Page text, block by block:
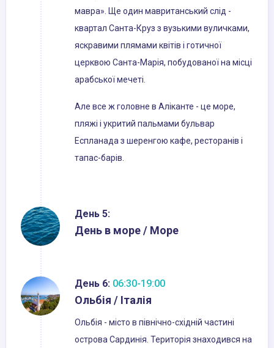
мавра». Ще один мавританський слід -
квартал Санта-Круз з вузькими вуличками,
яскравими плямами квітів і готичної
церквою Санта-Марія, побудованої на місці
арабської мечеті.
Але все ж головне в Аліканте - це море,
пляжі і укритий пальмами бульвар
Еспланада з шеренгою кафе, ресторанів і
тапас-барів.
День 5:
День в море / Море
День 6: 06:30-19:00
Ольбія / Італія
Ольбія - місто в північно-східній частині
острова Сардинія. Територія знаходився на